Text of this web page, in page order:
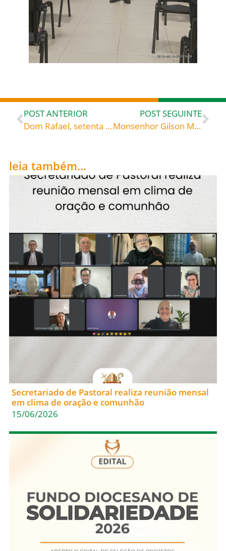
POST ANTERIOR
Dom Rafael, setenta anos de Vida!
POST SEGUINTE
Monsenhor Gilson Meurer é eleito bispo de Lages
leia também...
Secretariado de Pastoral realiza reunião mensal
em clima de oração e comunhão
15/06/2026